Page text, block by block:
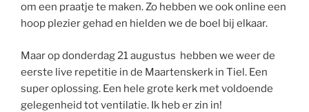
om een praatje te maken. Zo hebben we ook online een
hoop plezier gehad en hielden we de boel bij elkaar.
Maar op donderdag 21 augustus hebben we weer de
eerste live repetitie in de Maartenskerk in Tiel. Een
super oplossing. Een hele grote kerk met voldoende
gelegenheid tot ventilatie. Ik heb er zin in!